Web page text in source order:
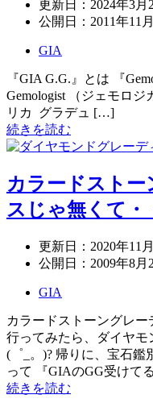
更新日： 2024年3月
公開日： 2011年11
GIA
『GIA G.G.』とは 『
Gemologist （ジェモロ
リカ グラデュ […]
続きを読む
カラードスト
スじゃ無くて・
更新日： 2020年11
公開日： 2009年8月
GIA
カラードストーングレー
行ってみたら、ダイヤモ
(゜_。)? 帰りに、宝石
って 『GIAのGG受けて
続きを読む